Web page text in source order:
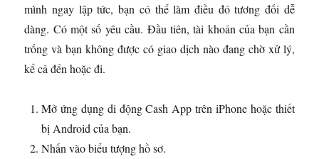
mình ngay lập tức, bạn có thể làm điều đó tương đối dễ
dàng. Có một số yêu cầu. Đầu tiên, tài khoản của bạn cần
trống và bạn không được có giao dịch nào đang chờ xử lý,
kể cả đến hoặc đi.
Mở ứng dụng di động Cash App trên iPhone hoặc thiết
bị Android của bạn.
Nhấn vào biểu tượng hồ sơ.